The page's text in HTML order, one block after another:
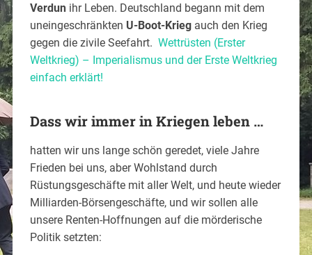
Verdunihr Leben. Deutschland begann mit dem
uneingeschränkten U-­Boot­-Kriegauch den Krieg
gegen die zivile Seefahrt. Wettrüsten (Erster
Weltkrieg) – Imperialismus und der Erste Weltkrieg
einfach erklärt!
Dass wir immer in Kriegen leben …
hatten wir uns lange schön geredet, viele Jahre
Frieden bei uns, aber Wohlstand durch
Rüstungsgeschäfte mit aller Welt, und heute wieder
Milliarden-Börsengeschäfte, und wir sollen alle
unsere Renten-Hoffnungen auf die mörderische
Politik setzten: